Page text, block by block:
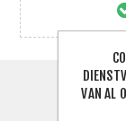
VAN AL